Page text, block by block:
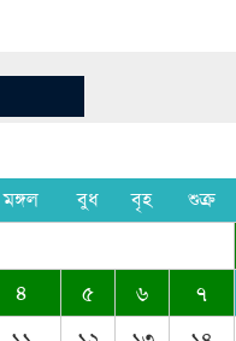
মঙ্গল বুধ বৃহ শুক্র
৪ ৫ ৬ ৭